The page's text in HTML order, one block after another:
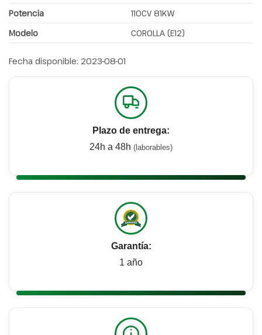
Potencia
110CV 81KW
Modelo
COROLLA (E12)
Fecha disponible: 2023-08-01
Plazo de entrega:
24h a 48h (laborables)
Garantía:
1 año